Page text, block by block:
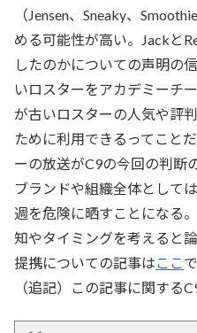
（Jensen、Sneaky、
める可能性が高い。Jackと
したのかについての声明の
いロスターをアカデミーチ
が古いロスターの人気や評
ために利用できるってこと
ーの放送がC9の今回の判断
ブランドや組織全体として
週を危険に晒すことになる
知やタイミングを考えると
提携についての記事はここ
（追記）この記事に関する